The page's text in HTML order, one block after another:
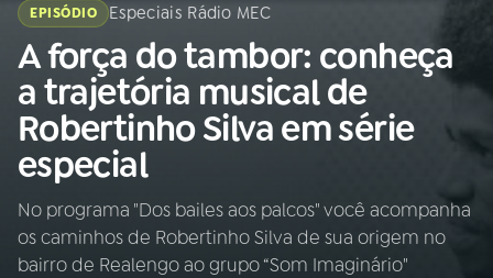
Buscar
na
Rádio
MEC
Buscar
Início
01INÍCIO
EPISÓDIO Especiais Rádio MEC
A força do tambor: conheça
a trajetória musical de
Robertinho Silva em série
especial
No programa "Dos bailes aos palcos" você acompanha
os caminhos de Robertinho Silva de sua origem no
bairro de Realengo ao grupo “Som Imaginário"